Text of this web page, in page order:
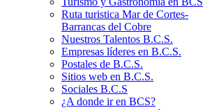
Ruta turistica Mar de Cortes-
Barrancas del Cobre
Nuestros Talentos B.C.S.
Empresas líderes en B.C.S.
Postales de B.C.S.
Sitios web en B.C.S.
Sociales B.C.S
¿A donde ir en BCS?